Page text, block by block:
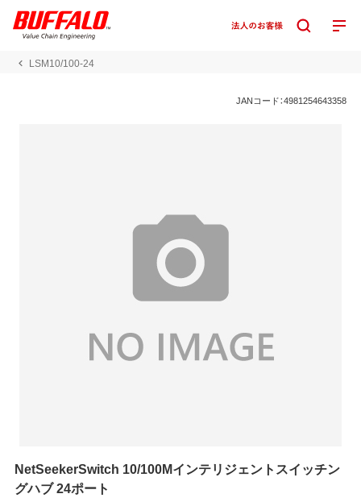
LSM10/100-24
JANコード：4981254643358
NetSeekerSwitch 10/100Mインテリジェントスイッチン
グハブ 24ポート